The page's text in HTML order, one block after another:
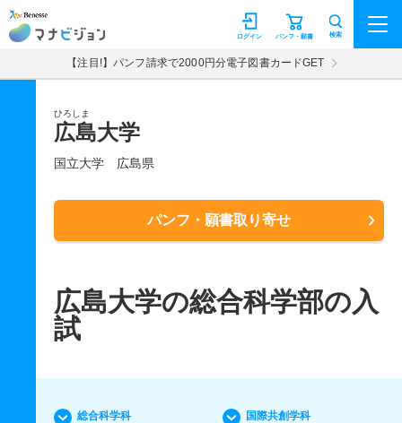
マナビジョン パンフ・願書
ログイン 検索
【注目!】パンフ請求で2000円分電子図書カードGET
ひろしま
広島大学
国立大学 広島県
パンフ・願書取り寄せ
広島大学の総合科学部の入
試
総合科学科 国際共創学科